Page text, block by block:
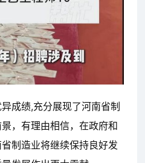
成绩,充分展现了河南省制
，有理由相信，在政府和
制造业将继续保持良好发